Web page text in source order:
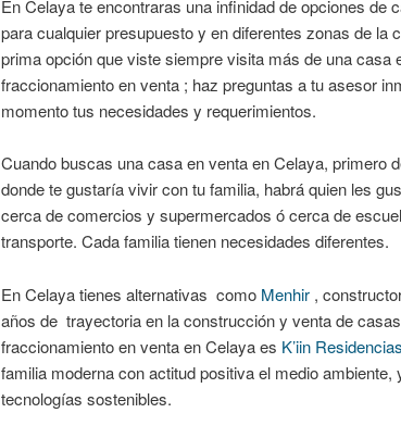
En Celaya te encontraras una infinidad de opciones de
para cualquier presupuesto y en diferentes zonas de la
prima opción que viste siempre visita más de una casa
fraccionamiento en venta ; haz preguntas a tu asesor
momento tus necesidades y requerimientos.
Cuando buscas una casa en venta en Celaya, primero
donde te gustaría vivir con tu familia, habrá quien les
cerca de comercios y supermercados ó cerca de
transporte. Cada familia tienen necesidades diferentes.
En Celaya tienes alternativas como Menhir ,
años de trayectoria en la construcción y venta de
fraccionamiento en venta en Celaya es K’iin Residencias
familia moderna con actitud positiva el medio
tecnologías sostenibles.